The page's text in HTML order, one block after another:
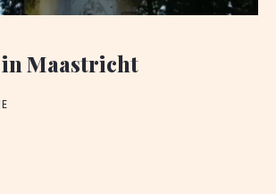
Maastricht